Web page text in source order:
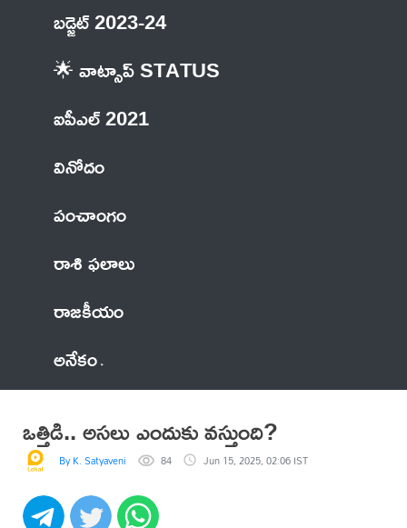
బడ్జెట్ 2023-24
🌟 వాట్సాప్ STATUS
ఐపీఎల్ 2021
వినోదం
పంచాంగం
రాశి ఫలాలు
రాజకీయం
అనేకం
ఒత్తిడి.. అసలు ఎందుకు వస్తుంది?
By K. Satyaveni 84 Jun 15, 2025, 02:06 IST